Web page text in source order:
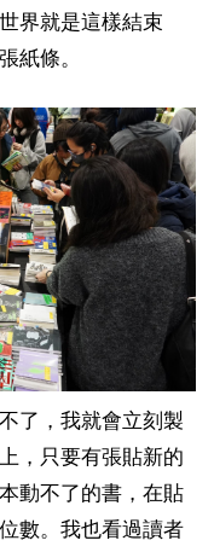
界就是這樣結束
紙條。
了，我就會立刻製
，只要有張貼新的
動不了的書，在貼
數。我也看過讀者